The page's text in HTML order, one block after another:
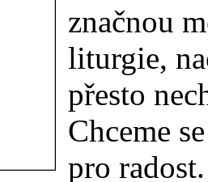
značnou
liturgie,
přesto
Chceme
pro